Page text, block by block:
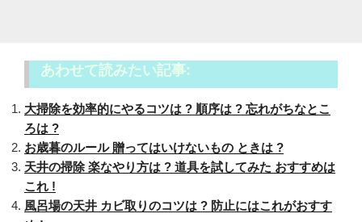
あわせて読みたい記事:
大掃除を効率的にやるコツは ? 順序は ? 忘れがちなとこ
ろは ?
お歳暮のルール 贈ってはいけないもの ときは ?
天井の掃除 楽なやり方は ? 道具を試してみた おすすめは
これ !
風呂場の天井 カビ取りのコツは ? 防止にはこれがおすす